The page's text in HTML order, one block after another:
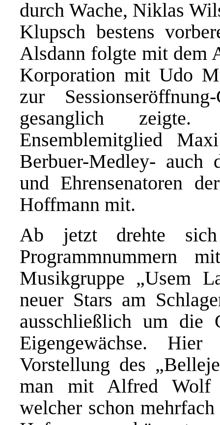
durch Wache, Niklas
Klupsch bestens
Alsdann folgte mit dem
Korporation mit Udo
zur
gesanglich
Ensemblemitglied
Berbuer-Medley- auch
und Ehrensenatoren
Hoffmann mit.
Ab jetzt drehte
Programmnummern
Musikgruppe „Usem
neuer Stars am
ausschließlich um die
Eigengewächse.
Vorstellung des
man mit Alfred Wolf
welcher schon